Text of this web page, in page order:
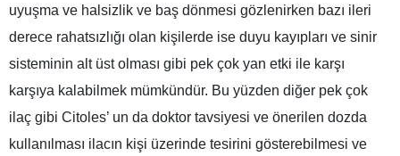
uyuşma ve halsizlik ve baş dönmesi gözlenirken bazı ileri
derece rahatsızlığı olan kişilerde ise duyu kayıpları ve sinir
sisteminin alt üst olması gibi pek çok yan etki ile karşı
karşıya kalabilmek mümkündür. Bu yüzden diğer pek çok
ilaç gibi Citoles’ un da doktor tavsiyesi ve önerilen dozda
kullanılması ilacın kişi üzerinde tesirini gösterebilmesi ve